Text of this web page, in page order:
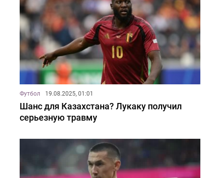
Футбол 19.08.2025, 01:01
Шанс для Казахстана? Лукаку получил
серьезную травму